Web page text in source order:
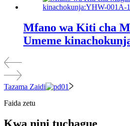
Mfano wa Kiti cha
Umeme
Tazama Zaidi
Faida zetu